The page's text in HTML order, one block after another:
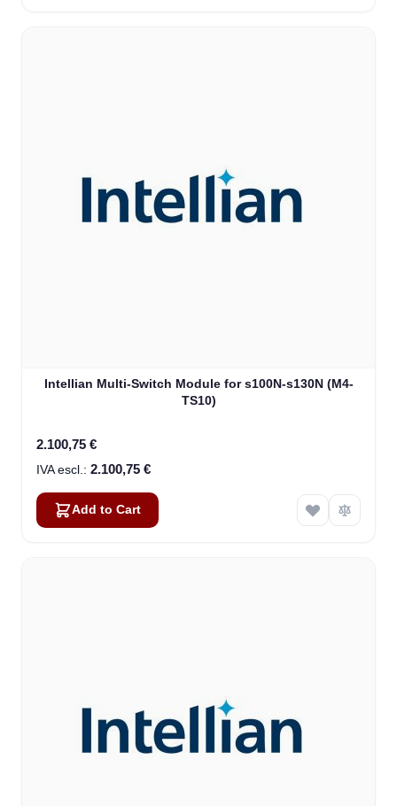
Intellian Multi-Switch Module for s100N-s130N (M4-
TS10)
2.100,75 €
2.100,75 €
Add to Cart